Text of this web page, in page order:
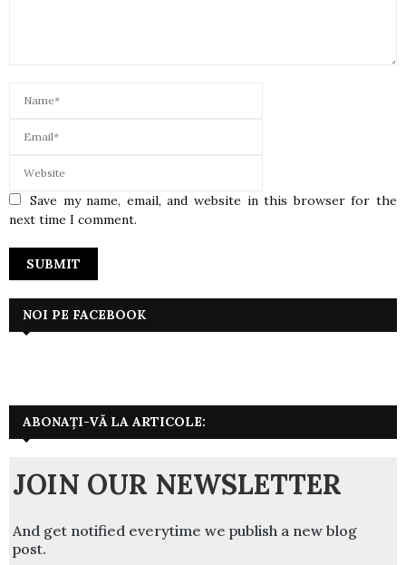
Save my name, email, and website in this browser for the
next time I comment.
NOI PE FACEBOOK
ABONAȚI-VĂ LA ARTICOLE:
JOIN OUR NEWSLETTER
And get notified everytime we publish a new blog
post.